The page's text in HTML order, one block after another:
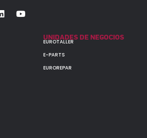
UNIDADES DE NEGOCIOS
EUROTALLER
E-PARTS
EUROREPAR